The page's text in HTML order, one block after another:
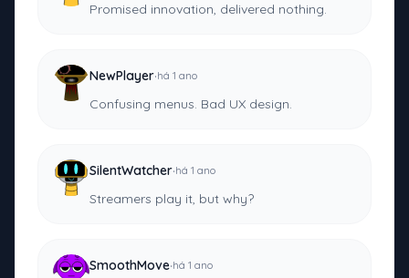
Promised innovation, delivered nothing.
NewPlayer·há 1 ano
Confusing menus. Bad UX design.
SilentWatcher·há 1 ano
Streamers play it, but why?
SmoothMove·há 1 ano